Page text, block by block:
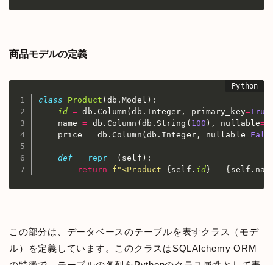
商品モデルの定義
class Product ( db .Model ) :
id = db . Column (db . Integer , primary_key=True
    name
= db . Column ( db . String ( 100 ) , nullable=
    price
= db . Column ( db . Integer, nullable=
def __repr__ ( self ) :
return
f"<Product { self . id} - { self .
この部分は、データベースのテーブルを表すクラス（モデ
ル）を定義しています。このクラスはSQLAlchemy ORM